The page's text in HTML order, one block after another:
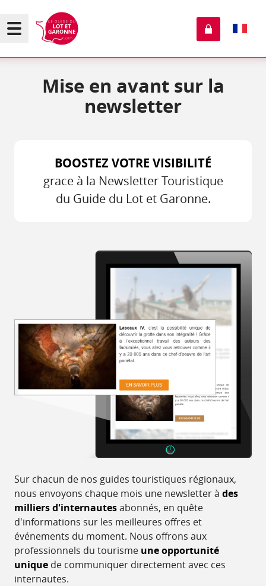
Mise en avant sur la
newsletter
BOOSTEZ VOTRE VISIBILITÉ
grace à la Newsletter Touristique
du Guide du Lot et Garonne.
Sur chacun de nos guides touristiques régionaux,
nous envoyons chaque mois une newsletter à des
milliers d'internautesabonnés, en quête
d'informations sur les meilleures offres et
événements du moment. Nous offrons aux
professionnels du tourisme une opportunité
unique de communiquer directement avec ces
internautes.